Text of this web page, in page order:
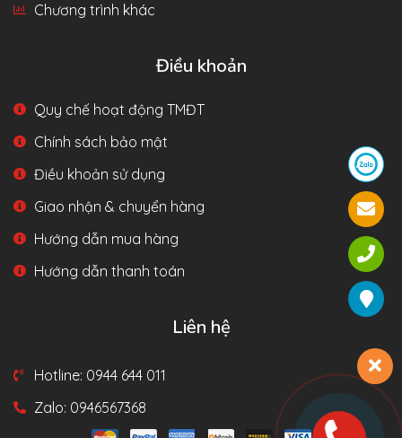
Chương trình khác
Điều khoản
Quy chế hoạt động TMĐT
Chính sách bảo mật
Điều khoản sử dụng
Giao nhận & chuyển hàng
Hướng dẫn mua hàng
Hướng dẫn thanh toán
Liên hệ
Hotline: 0944 644 011
Zalo: 0946567368